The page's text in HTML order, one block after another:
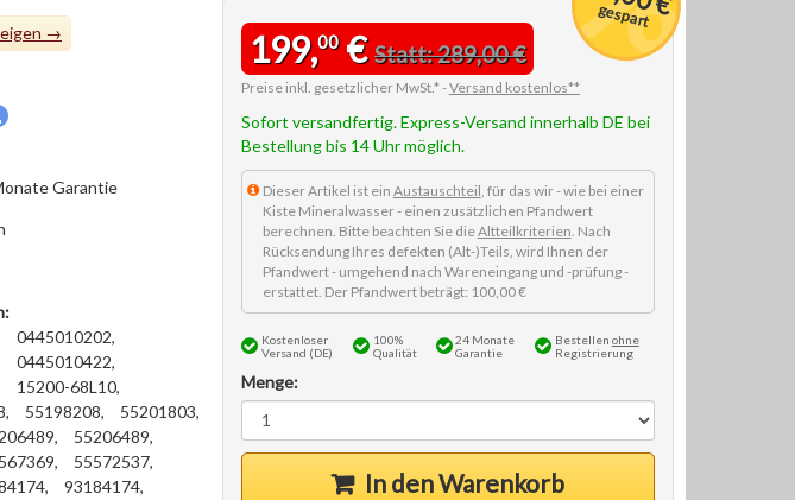
Garantie
0445010202,
0445010422,
15200-68L10,
55198208,
55201803,
55206489,
55572537,
93184174,
gespart
199,00€Statt: 289,00 €
Preise inkl. gesetzlicher MwSt.* -Versand kostenlos**
Sofort versandfertig. Express-Versand innerhalb DE bei
Bestellung bis 14 Uhr möglich.
Dieser Artikel ist ein Austauschteil, für das wir - wie bei einer
Kiste Mineralwasser - einen zusätzlichen Pfandwert
berechnen. Bitte beachten Sie dieAltteilkriterien. Nach
Rücksendung Ihres defekten (Alt-)Teils, wird Ihnen der
Pfandwert - umgehend nach Wareneingang und -prüfung -
erstattet. Der Pfandwert beträgt: 100,00 €
Kostenloser
Versand (DE)
100%
Qualität
24 Monate
Garantie
Bestellen ohne
Registrierung
Menge:
In den Warenkorb